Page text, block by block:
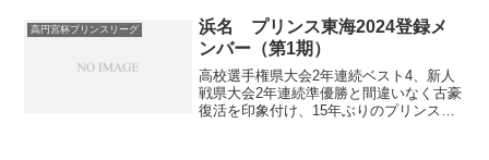
園、藤枝明誠、浜松開誠館、藤枝東第2シ
ード富士市立、清...
高円宮杯プリンスリーグ
浜名 プリンス東海2024登録メ
ンバー（第1期）
高校選手権県大会2年連続ベスト4、新人
戦県大会2年連続準優勝と間違いなく古豪
復活を印象付け、15年ぶりのプリンスリ